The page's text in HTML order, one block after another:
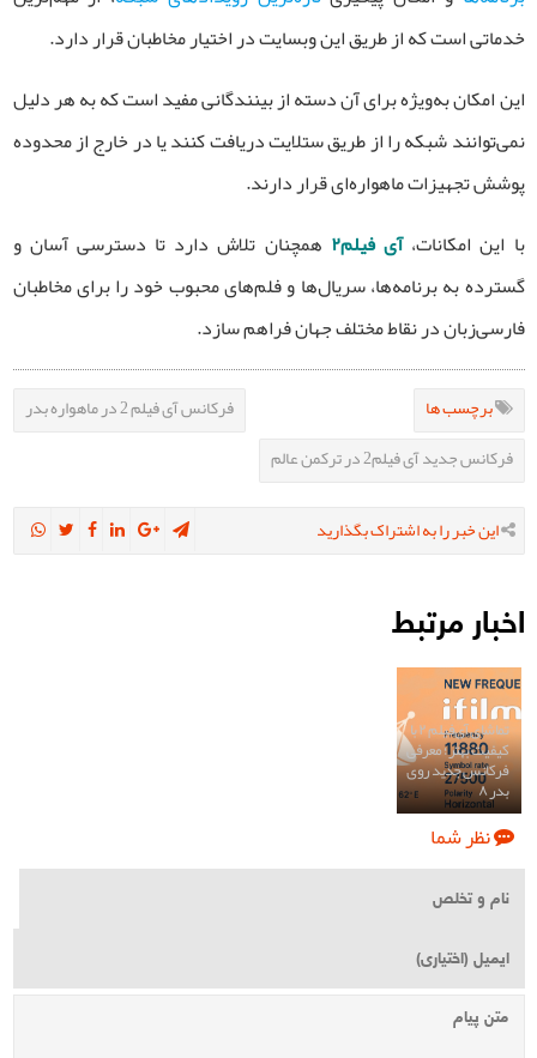
خدماتی است که از طریق این وبسایت در اختیار مخاطبان قرار دارد.
این امکان به‌ویژه برای آن دسته از بینندگانی مفید است که به هر دلیل
نمی‌توانند شبکه را از طریق ستلایت دریافت کنند یا در خارج از محدوده
پوشش تجهیزات ماهواره‌ای قرار دارند.
با این امکانات،آی فیلم۲ همچنان تلاش دارد تا دسترسی آسان و
گسترده به برنامه‌ها، سریال‌ها و فلم‌های محبوب خود را برای مخاطبان
فارسی‌زبان در نقاط مختلف جهان فراهم سازد.
برچسب ها
فرکانس آی فیلم 2 در ماهواره بدر
فرکانس جدید آی فیلم2 در ترکمن عالم
این خبر را به اشتراک بگذارید
اخبار مرتبط
تماشای آی‌فیلم ۲ با
کیفیت بهتر؛ معرفی
فرکانس جدید روی
بدر ۸
نظر شما